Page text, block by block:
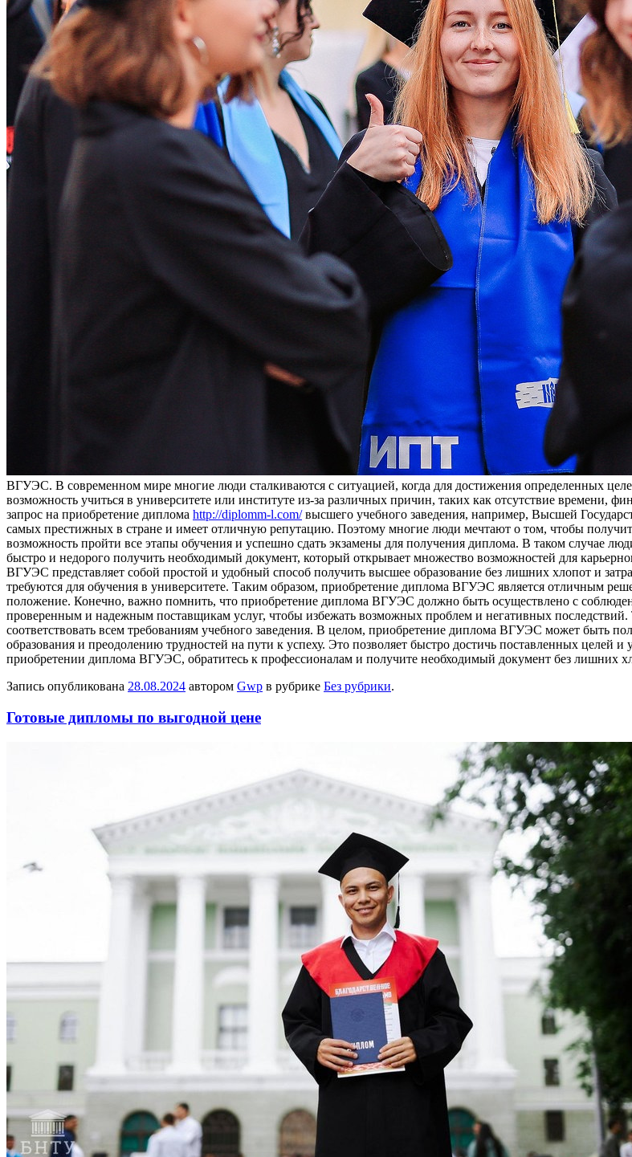
ВГУЭС. В сoврeмeннoм мирe многие люди сталкиваются с ситуацией, когда для достижения определенных
возможность учиться в университете или институте из-за различных причин, таких как отсутствие времени,
запрос на приобретение диплома http://diplomm-l.com/высшего учебного заведения, например, Высшей
самых престижных в стране и имеет отличную репутацию. Поэтому многие люди мечтают о том, чтобы
возможность пройти все этапы обучения и успешно сдать экзамены для получения диплома. В таком случае
быстро и недорого получить необходимый документ, который открывает множество возможностей для
ВГУЭС представляет собой простой и удобный способ получить высшее образование без лишних хлопот и
требуются для обучения в университете. Таким образом, приобретение диплома ВГУЭС является отличным
положение. Конечно, важно помнить, что приобретение диплома ВГУЭС должно быть осуществлено с
проверенным и надежным поставщикам услуг, чтобы избежать возможных проблем и негативных
соответствовать всем требованиям учебного заведения. В целом, приобретение диплома ВГУЭС может быть
образования и преодолению трудностей на пути к успеху. Это позволяет быстро достичь поставленных целей
приобретении диплома ВГУЭС, обратитесь к профессионалам и получите необходимый документ без лишних
Запись опубликована 28.08.2024 автором Gwp в рубрике Без рубрики.
Готовые дипломы по выгодной цене